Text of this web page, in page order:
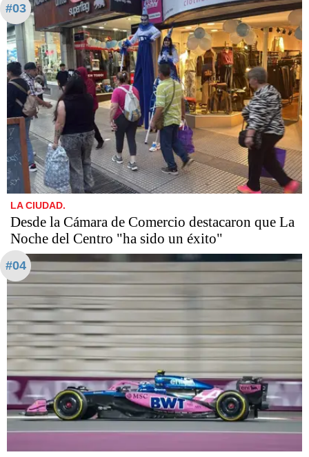
#03
LA CIUDAD.
Desde la Cámara de Comercio destacaron que La
Noche del Centro "ha sido un éxito"
#04